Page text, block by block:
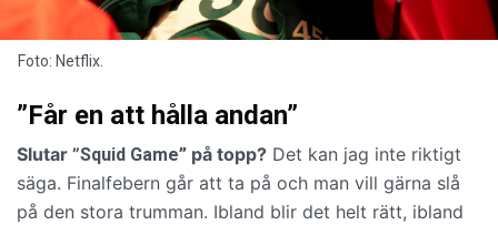
Foto: Netflix.
”Får en att hålla andan”
Slutar ”Squid Game” på topp? Det kan jag inte riktigt
säga. Finalfebern går att ta på och man vill gärna slå
på den stora trumman. Ibland blir det helt rätt, ibland